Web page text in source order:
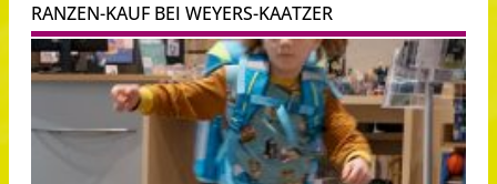
RANZEN-KAUF BEI WEYERS-KAATZER